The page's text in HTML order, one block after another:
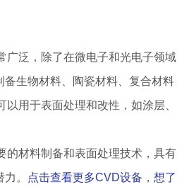
广泛，除了在微电子和光电子领域
备生物材料、陶瓷材料、复合材料
用于表面处理和改性，如涂层、
的材料制备和表面处理技术，具有
。
点击查看更多CVD设备 ，想了